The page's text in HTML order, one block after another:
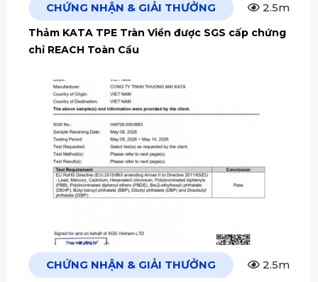
CHỨNG NHẬN & GIẢI THƯỞNG 2.5m
Thảm KATA TPE Tràn Viền được SGS cấp chứng
chỉ REACH Toàn Cầu
CHỨNG NHẬN & GIẢI THƯỞNG 2.5m